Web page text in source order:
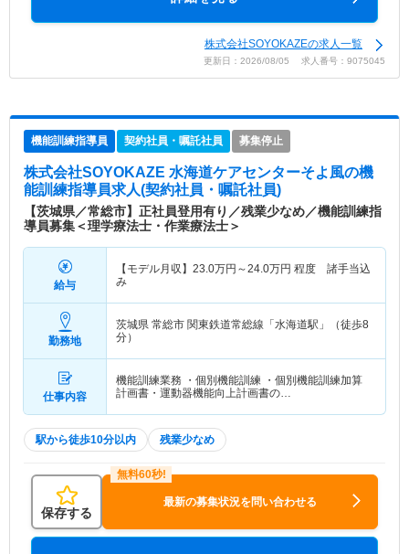
株式会社SOYOKAZEの求人一覧
更新日：2026/08/05 求人番号：9075045
機能訓練指導員 契約社員・嘱託社員 募集停止
株式会社SOYOKAZE 水海道ケアセンターそよ風の機
能訓練指導員求人(契約社員・嘱託社員)
【茨城県／常総市】正社員登用有り／残業少なめ／機能訓練指
導員募集＜理学療法士・作業療法士＞
給与
【モデル月収】 23.0万円～24.0万円 程度 諸手当込
み
勤務地
茨城県 常総市 関東鉄道常総線「水海道駅」（徒歩8
分）
仕事内容
機能訓練業務 ・個別機能訓練 ・個別機能訓練加算
計画書・運動器機能向上計画書の…
駅から徒歩10分以内 残業少なめ
保存する
最新の募集状況を問い合わせる